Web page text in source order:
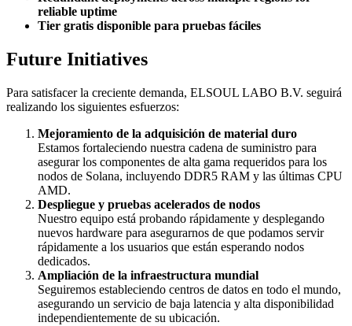
reliable uptime
Tier gratis disponible para pruebas fáciles
Future Initiatives
Para satisfacer la creciente demanda, ELSOUL LABO B.V. seguirá
realizando los siguientes esfuerzos:
Mejoramiento de la adquisición de material duro
Estamos fortaleciendo nuestra cadena de suministro para
asegurar los componentes de alta gama requeridos para los
nodos de Solana, incluyendo DDR5 RAM y las últimas CPU
AMD.
Despliegue y pruebas acelerados de nodos
Nuestro equipo está probando rápidamente y desplegando
nuevos hardware para asegurarnos de que podamos servir
rápidamente a los usuarios que están esperando nodos
dedicados.
Ampliación de la infraestructura mundial
Seguiremos estableciendo centros de datos en todo el mundo,
asegurando un servicio de baja latencia y alta disponibilidad
independientemente de su ubicación.